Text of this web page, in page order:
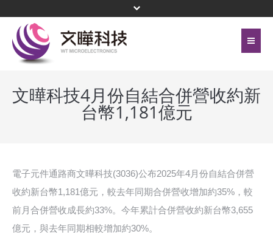
代理產品線
公司治理
新聞中心
聯絡我們
隱私權保護政策
頁尾選單
文曄科技4月份自結合併營收約新
台幣1,181億元
電子元件通路商文曄科技(3036)公布2025年4月份自結合併營
收約新台幣1,181億元，較去年同期合併營收增加約35%，較
前月合併營收成長約33%。今年累計合併營收約新台幣3,655
億元，與去年同期相較增加約30%。